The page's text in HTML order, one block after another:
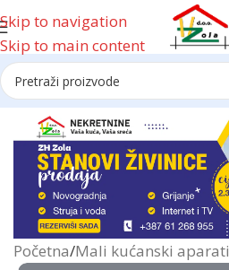
Skip to navigation
Skip to main content
Reklama
Početna/Mali kućanski aparati